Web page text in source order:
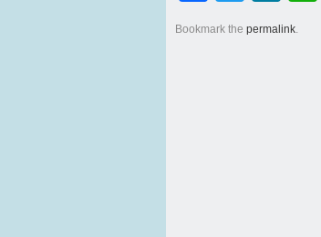
Bookmark the permalink.